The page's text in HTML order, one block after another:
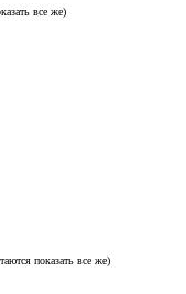
все же)
показать все же)